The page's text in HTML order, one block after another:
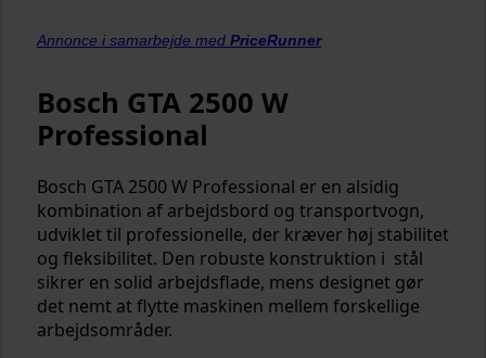
Annonce i samarbejde med PriceRunner
Bosch GTA 2500 W
Professional
Bosch GTA 2500 W Professional er en alsidig
kombination af arbejdsbord og transportvogn,
udviklet til professionelle, der kræver høj stabilitet
og fleksibilitet. Den robuste konstruktion i stål
sikrer en solid arbejdsflade, mens designet gør
det nemt at flytte maskinen mellem forskellige
arbejdsområder.